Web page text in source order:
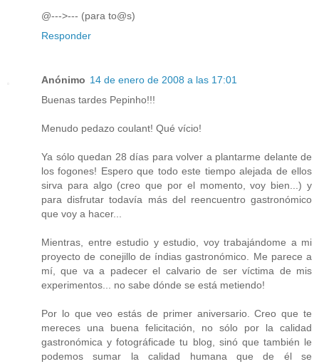
@--->--- (para to@s)
Responder
Anónimo 14 de enero de 2008 a las 17:01
Buenas tardes Pepinho!!!
Menudo pedazo coulant! Qué vício!
Ya sólo quedan 28 días para volver a plantarme delante de
los fogones! Espero que todo este tiempo alejada de ellos
sirva para algo (creo que por el momento, voy bien...) y
para disfrutar todavía más del reencuentro gastronómico
que voy a hacer...
Mientras, entre estudio y estudio, voy trabajándome a mi
proyecto de conejillo de índias gastronómico. Me parece a
mí, que va a padecer el calvario de ser víctima de mis
experimentos... no sabe dónde se está metiendo!
Por lo que veo estás de primer aniversario. Creo que te
mereces una buena felicitación, no sólo por la calidad
gastronómica y fotográficade tu blog, sinó que también le
podemos sumar la calidad humana que de él se